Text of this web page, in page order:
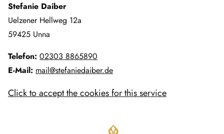
Stefanie Daiber
Uelzener Hellweg 12a
59425 Unna
Telefon: 02303 8865890
E-Mail: mail@stefaniedaiber.de
Click to accept the cookies for this service